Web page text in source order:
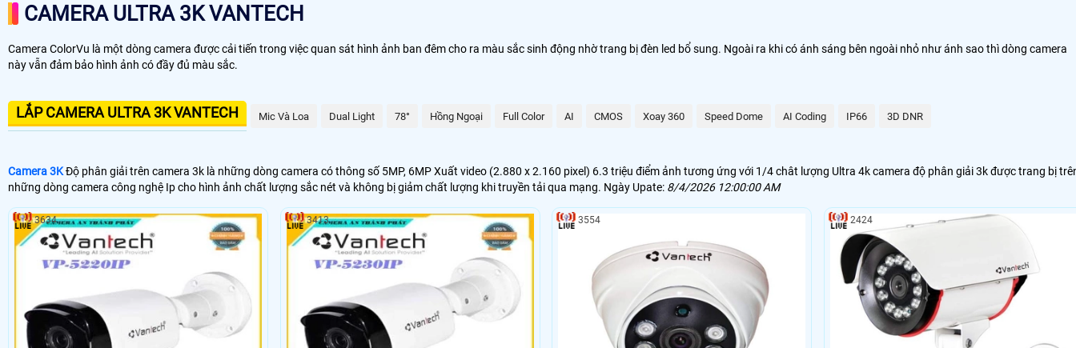
CAMERA ULTRA 3K VANTECH
Camera ColorVu là một dòng camera được cải tiến trong việc quan sát hình ảnh ban đêm cho ra màu sắc sinh động nhờ trang bị đèn led bổ sung. Ngoài ra khi có ánh sáng bên ngoài nhỏ như ánh sao thì dòng camera
này vẫn đảm bảo hình ảnh có đầy đủ màu sắc.
LẮP CAMERA ULTRA 3K VANTECH Mic Và Loa Dual Light 78° Hồng Ngoại Full Color AI CMOS Xoay 360 Speed Dome AI Coding IP66 3D DNR
Camera 3KĐộ phân giải trên camera 3k là những dòng camera có thông số 5MP, 6MP Xuất video (2.880 x 2.160 pixel) 6.3 triệu điểm ảnh tương ứng với 1/4 chât lượng Ultra 4k camera độ phân giải 3k được trang bị
những dòng camera công nghệ Ip cho hình ảnh chất lượng sắc nét và không bị giảm chất lượng khi truyền tải qua mạng. Ngày Upate: 8/4/2026 12:00:00 AM
3634 3413 3554 2424